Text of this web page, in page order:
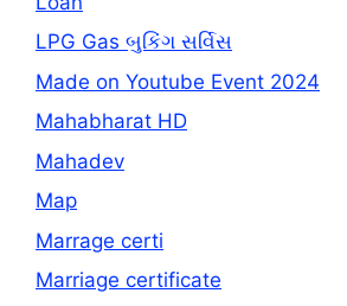
LPG Gas બુકિંગ સર્વિસ
Made on Youtube Event 2024
Mahabharat HD
Mahadev
Map
Marrage certi
Marriage certificate